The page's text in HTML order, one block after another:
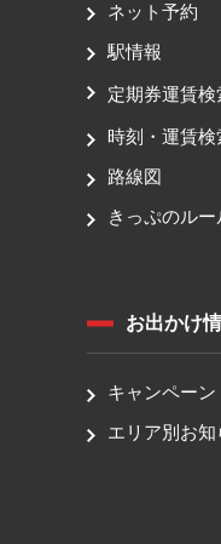
ネット予約
駅情報
定期券運賃検
時刻・運賃検
路線図
きっぷのルー
お出かけ
キャンペー
エリア別お知